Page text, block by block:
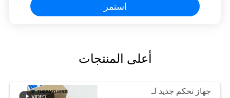
استمر
أعلى المنتجات
جهاز تحكم جديد لـ